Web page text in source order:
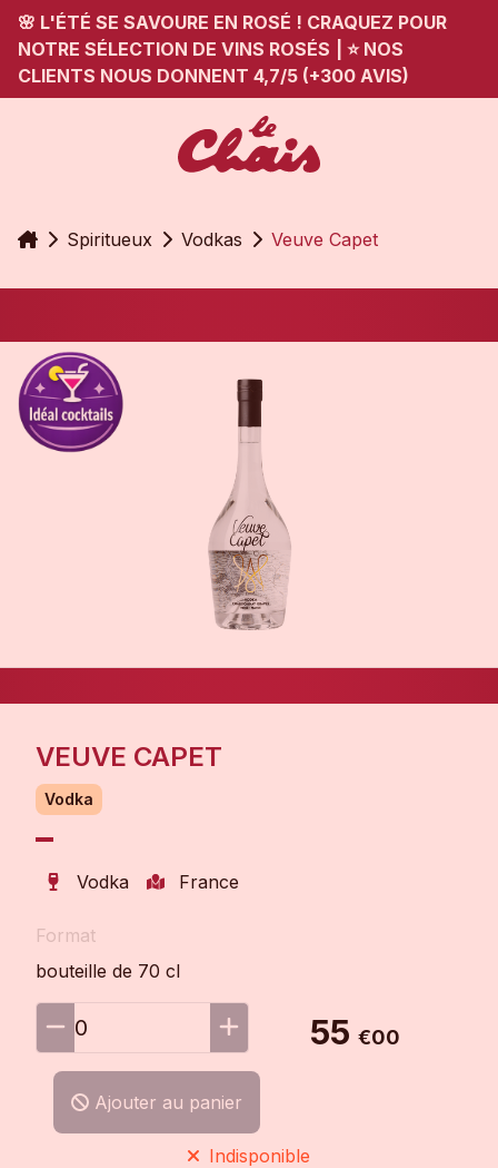
🌸 L'ÉTÉ SE SAVOURE EN ROSÉ ! CRAQUEZ POUR
NOTRE SÉLECTION DE VINS ROSÉS
⭐ NOS
CLIENTS NOUS DONNENT 4,7/5 (+300 AVIS)
AccueilSpiritueux Vodkas Veuve Capet
VEUVE CAPET
Vodka
Vodka France
Format
bouteille de 70 cl
0 55€00
Ajouter au panier
Indisponible